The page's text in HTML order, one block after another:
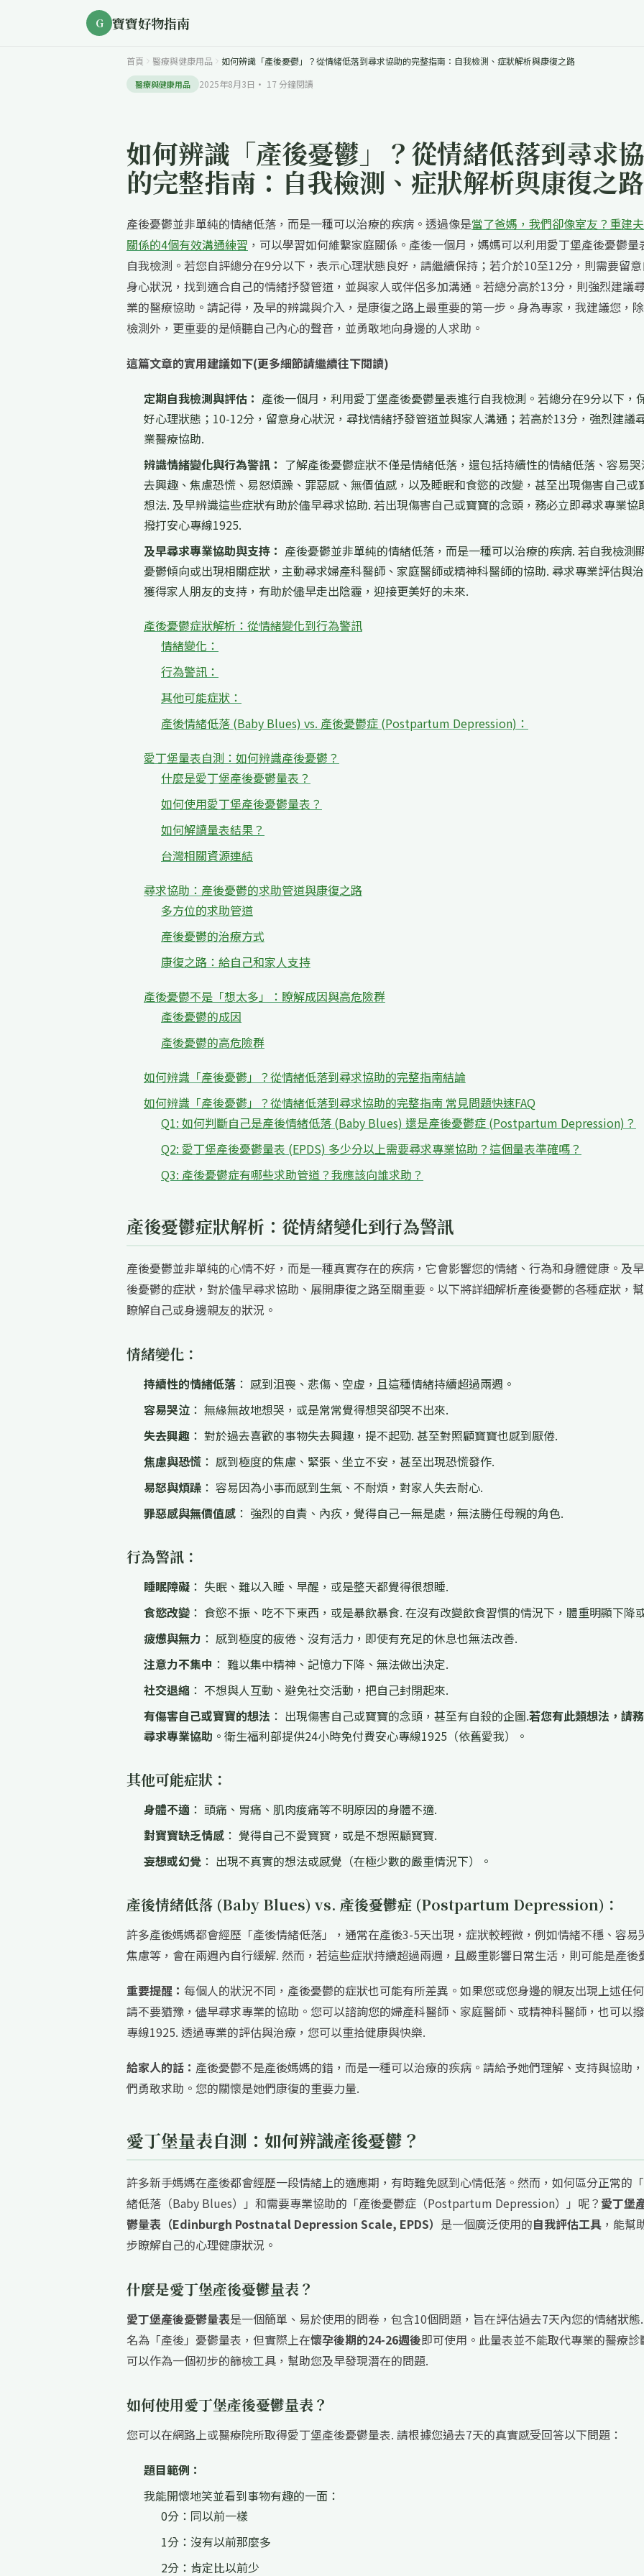
G 寶寶好物指南
首頁 醫療與健康用品 如何辨識「產後憂鬱」？從情緒低落到尋求協助的完整指南：自我檢測、症狀解析與康復之路
醫療與健康用品 2025年8月3日 · 17 分鐘閱讀
如何辨識「產後憂鬱」？從情緒低落到尋求
的完整指南：自我檢測、症狀解析與康復之路
產後憂鬱並非單純的情緒低落，而是一種可以治療的疾病。透過像是當了爸媽，我們卻像室友？重建
關係的4個有效溝通練習 ，可以學習如何維繫家庭關係。產後一個月，媽媽可以利用愛丁堡產後憂鬱量
自我檢測。若您自評總分在9分以下，表示心理狀態良好，請繼續保持；若介於10至12分，則需要留
身心狀況，找到適合自己的情緒抒發管道，並與家人或伴侶多加溝通。若總分高於13分，則強烈建議
業的醫療協助。請記得，及早的辨識與介入，是康復之路上最重要的第一步。身為專家，我建議您，
檢測外，更重要的是傾聽自己內心的聲音，並勇敢地向身邊的人求助。
這篇文章的實用建議如下(更多細節請繼續往下閱讀)
定期自我檢測與評估： 產後一個月，利用愛丁堡產後憂鬱量表進行自我檢測。若總分在9分以下，
好心理狀態；10-12分，留意身心狀況，尋找情緒抒發管道並與家人溝通；若高於13分，強烈建議
業醫療協助.
辨識情緒變化與行為警訊： 了解產後憂鬱症狀不僅是情緒低落，還包括持續性的情緒低落、容易
去興趣、焦慮恐慌、易怒煩躁、罪惡感、無價值感，以及睡眠和食慾的改變，甚至出現傷害自己或
想法. 及早辨識這些症狀有助於儘早尋求協助. 若出現傷害自己或寶寶的念頭，務必立即尋求專業協
撥打安心專線1925.
及早尋求專業協助與支持： 產後憂鬱並非單純的情緒低落，而是一種可以治療的疾病. 若自我檢測
憂鬱傾向或出現相關症狀，主動尋求婦產科醫師、家庭醫師或精神科醫師的協助. 尋求專業評估與
獲得家人朋友的支持，有助於儘早走出陰霾，迎接更美好的未來.
產後憂鬱症狀解析：從情緒變化到行為警訊
情緒變化：
行為警訊：
其他可能症狀：
產後情緒低落 (Baby Blues) vs. 產後憂鬱症 (Postpartum Depression)：
愛丁堡量表自測：如何辨識產後憂鬱？
什麼是愛丁堡產後憂鬱量表？
如何使用愛丁堡產後憂鬱量表？
如何解讀量表結果？
台灣相關資源連結
尋求協助：產後憂鬱的求助管道與康復之路
多方位的求助管道
產後憂鬱的治療方式
康復之路：給自己和家人支持
產後憂鬱不是「想太多」：瞭解成因與高危險群
產後憂鬱的成因
產後憂鬱的高危險群
如何辨識「產後憂鬱」？從情緒低落到尋求協助的完整指南結論
如何辨識「產後憂鬱」？從情緒低落到尋求協助的完整指南 常見問題快速FAQ
Q1: 如何判斷自己是產後情緒低落 (Baby Blues) 還是產後憂鬱症 (Postpartum Depression)？
Q2: 愛丁堡產後憂鬱量表 (EPDS) 多少分以上需要尋求專業協助？這個量表準確嗎？
Q3: 產後憂鬱症有哪些求助管道？我應該向誰求助？
產後憂鬱症狀解析：從情緒變化到行為警訊
產後憂鬱並非單純的心情不好，而是一種真實存在的疾病，它會影響您的情緒、行為和身體健康。及
後憂鬱的症狀，對於儘早尋求協助、展開康復之路至關重要。以下將詳細解析產後憂鬱的各種症狀，
瞭解自己或身邊親友的狀況。
情緒變化：
持續性的情緒低落 ： 感到沮喪、悲傷、空虛，且這種情緒持續超過兩週。
容易哭泣 ： 無緣無故地想哭，或是常常覺得想哭卻哭不出來.
失去興趣 ： 對於過去喜歡的事物失去興趣，提不起勁. 甚至對照顧寶寶也感到厭倦.
焦慮與恐慌 ： 感到極度的焦慮、緊張、坐立不安，甚至出現恐慌發作.
易怒與煩躁 ： 容易因為小事而感到生氣、不耐煩，對家人失去耐心.
罪惡感與無價值感 ： 強烈的自責、內疚，覺得自己一無是處，無法勝任母親的角色.
行為警訊：
睡眠障礙 ： 失眠、難以入睡、早醒，或是整天都覺得很想睡.
食慾改變 ： 食慾不振、吃不下東西，或是暴飲暴食. 在沒有改變飲食習慣的情況下，體重明顯下降
疲憊與無力 ： 感到極度的疲倦、沒有活力，即使有充足的休息也無法改善.
注意力不集中 ： 難以集中精神、記憶力下降、無法做出決定.
社交退縮 ： 不想與人互動、避免社交活動，把自己封閉起來.
有傷害自己或寶寶的想法 ： 出現傷害自己或寶寶的念頭，甚至有自殺的企圖.若您有此類想法，請
尋求專業協助 。衛生福利部提供24小時免付費安心專線1925（依舊愛我）。
其他可能症狀：
身體不適 ： 頭痛、胃痛、肌肉痠痛等不明原因的身體不適.
對寶寶缺乏情感 ： 覺得自己不愛寶寶，或是不想照顧寶寶.
妄想或幻覺 ： 出現不真實的想法或感覺（在極少數的嚴重情況下）。
產後情緒低落 (Baby Blues) vs. 產後憂鬱症 (Postpartum Depression)：
許多產後媽媽都會經歷「產後情緒低落」，通常在產後3-5天出現，症狀較輕微，例如情緒不穩、容易
焦慮等，會在兩週內自行緩解. 然而，若這些症狀持續超過兩週，且嚴重影響日常生活，則可能是產後
重要提醒： 每個人的狀況不同，產後憂鬱的症狀也可能有所差異。如果您或您身邊的親友出現上述任
請不要猶豫，儘早尋求專業的協助。您可以諮詢您的婦產科醫師、家庭醫師、或精神科醫師，也可以
專線1925. 透過專業的評估與治療，您可以重拾健康與快樂.
給家人的話： 產後憂鬱不是產後媽媽的錯，而是一種可以治療的疾病。請給予她們理解、支持與協助
們勇敢求助。您的關懷是她們康復的重要力量.
愛丁堡量表自測：如何辨識產後憂鬱？
許多新手媽媽在產後都會經歷一段情緒上的適應期，有時難免感到心情低落。然而，如何區分正常的
緒低落（Baby Blues）」和需要專業協助的「產後憂鬱症（Postpartum Depression）」呢？ 愛丁堡
鬱量表（Edinburgh Postnatal Depression Scale, EPDS） 是一個廣泛使用的自我評估工具 ，能幫
步瞭解自己的心理健康狀況。
什麼是愛丁堡產後憂鬱量表？
愛丁堡產後憂鬱量表是一個簡單、易於使用的問卷，包含10個問題，旨在評估過去7天內您的情緒狀態
名為「產後」憂鬱量表，但實際上在懷孕後期的24-26週後即可使用。此量表並不能取代專業的醫療診
可以作為一個初步的篩檢工具，幫助您及早發現潛在的問題.
如何使用愛丁堡產後憂鬱量表？
您可以在網路上或醫療院所取得愛丁堡產後憂鬱量表. 請根據您過去7天的真實感受回答以下問題：
題目範例：
我能開懷地笑並看到事物有趣的一面：
0分：同以前一樣
1分：沒有以前那麼多
2分：肯定比以前少